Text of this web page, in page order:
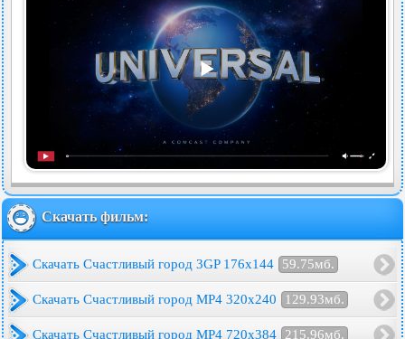
Скачать фильм:
Скачать Счастливый город 3GP 176x144 59.75мб.
Скачать Счастливый город MP4 320x240 129.93мб.
Скачать Счастливый город MP4 720x384 215.96мб.